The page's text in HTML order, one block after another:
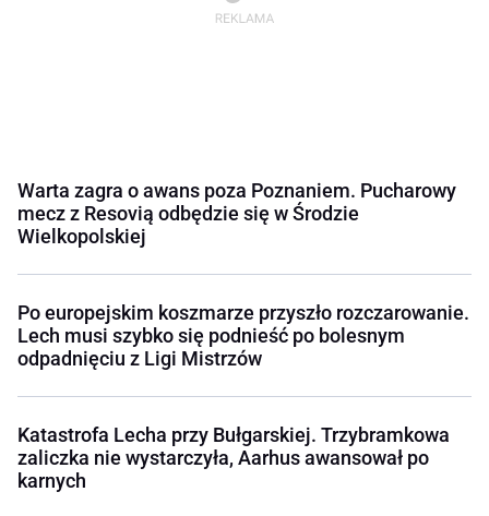
Warta zagra o awans poza Poznaniem. Pucharowy
mecz z Resovią odbędzie się w Środzie
Wielkopolskiej
Po europejskim koszmarze przyszło rozczarowanie.
Lech musi szybko się podnieść po bolesnym
odpadnięciu z Ligi Mistrzów
Katastrofa Lecha przy Bułgarskiej. Trzybramkowa
zaliczka nie wystarczyła, Aarhus awansował po
karnych